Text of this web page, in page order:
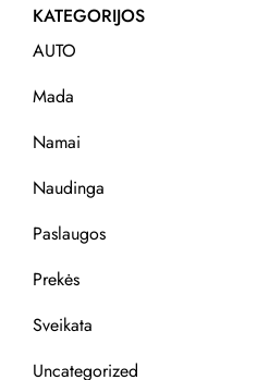
KATEGORIJOS
AUTO
Mada
Namai
Naudinga
Paslaugos
Prekės
Sveikata
Uncategorized